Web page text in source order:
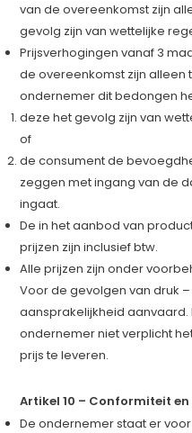
van de overeenkomst zijn
gevolg zijn van wettelijke
Prijsverhogingen vanaf 3
de overeenkomst zijn alleen
ondernemer dit bedongen
deze het gevolg zijn van
of
de consument de
zeggen met ingang van de
ingaat.
De in het aanbod van
prijzen zijn inclusief btw.
Alle prijzen zijn onder
Voor de gevolgen van druk
aansprakelijkheid aanvaard.
ondernemer niet verplicht
prijs te leveren.
Artikel 10 – Conformiteit
De ondernemer staat er